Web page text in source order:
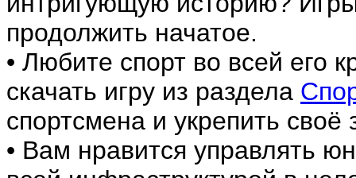
продолжить начатое.
• Любите спорт во всей его
скачать игру из раздела
спортсмена и укрепить
• Вам нравится управлять